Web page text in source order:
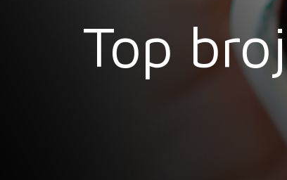
MOJ PROFILTop broj